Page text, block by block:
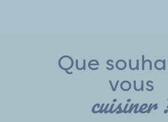
Que
vous
cuisiner